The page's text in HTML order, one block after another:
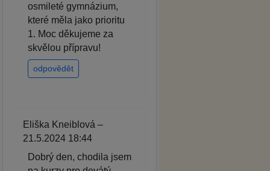
osmileté gymnázium,
které měla jako prioritu
1. Moc děkujeme za
skvělou přípravu!
odpovědět
Eliška Kneiblová –
21.5.2024 18:44
Dobrý den, chodila jsem